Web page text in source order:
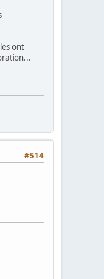
ont
#514